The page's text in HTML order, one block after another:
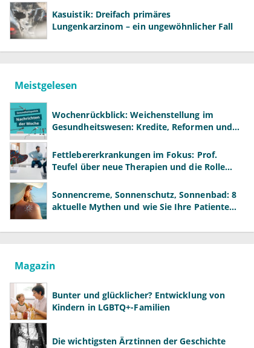
Kasuistik: Dreifach primäres
Lungenkarzinom – ein ungewöhnlicher Fall
Meistgelesen
Wochenrückblick: Weichenstellung im
Gesundheitswesen: Kredite, Reformen und
Fettlebererkrankungen im Fokus: Prof.
Teufel über neue Therapien und die Rolle
Sonnencreme, Sonnenschutz, Sonnenbad: 8
aktuelle Mythen und wie Sie Ihre Patienten
Magazin
Bunter und glücklicher? Entwicklung von
Kindern in LGBTQ+-Familien
Die wichtigsten Ärztinnen der Geschichte